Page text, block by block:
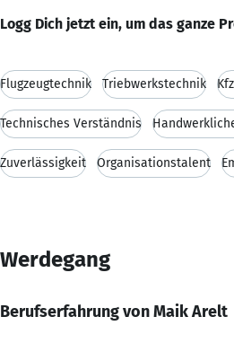
Logg Dich jetzt ein, um das ganze
Flugzeugtechnik Triebwerkstechnik
Technisches Verständnis
Zuverlässigkeit Organisationstalent
Werdegang
Berufserfahrung von Maik Arelt